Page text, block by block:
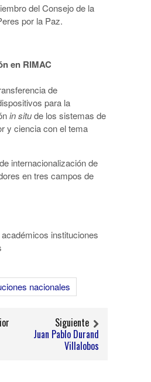
del Consejo de la
por la Paz.
en RIMAC
de
para la
in situde los sistemas de
y ciencia con el tema
internacionalización de
en tres campos de
instituciones
nacionales
Siguiente
Juan Pablo Durand
Villalobos